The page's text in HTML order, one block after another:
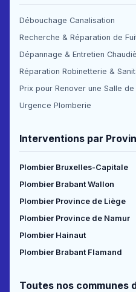
Débouchage Canalisation
Recherche & Réparation de
Dépannage & Entretien
Réparation Robinetterie &
Urgence Plomberie
Interventions par
Plombier Bruxelles-Capitale
Plombier Brabant Wallon
Plombier Province de Liège
Plombier Province de Namur
Plombier Hainaut
Plombier Brabant Flamand
Toutes nos communes